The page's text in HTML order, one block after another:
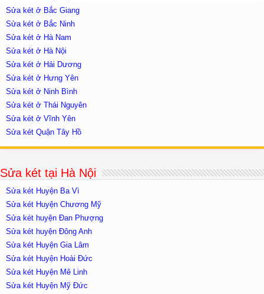
Sửa két ở Bắc Giang
Sửa két ở Bắc Ninh
Sửa két ở Hà Nam
Sửa két ở Hà Nội
Sửa két ở Hải Dương
Sửa két ở Hưng Yên
Sửa két ở Ninh Bình
Sửa két ở Thái Nguyên
Sửa két ở Vĩnh Yên
Sửa két Quận Tây Hồ
Sửa két tại Hà Nội
Sửa két Huyện Ba Vì
Sửa két Huyện Chương Mỹ
Sửa két huyện Đan Phượng
Sửa két huyện Đông Anh
Sửa két Huyện Gia Lâm
Sửa két Huyện Hoài Đức
Sửa két Huyện Mê Linh
Sửa két Huyện Mỹ Đức